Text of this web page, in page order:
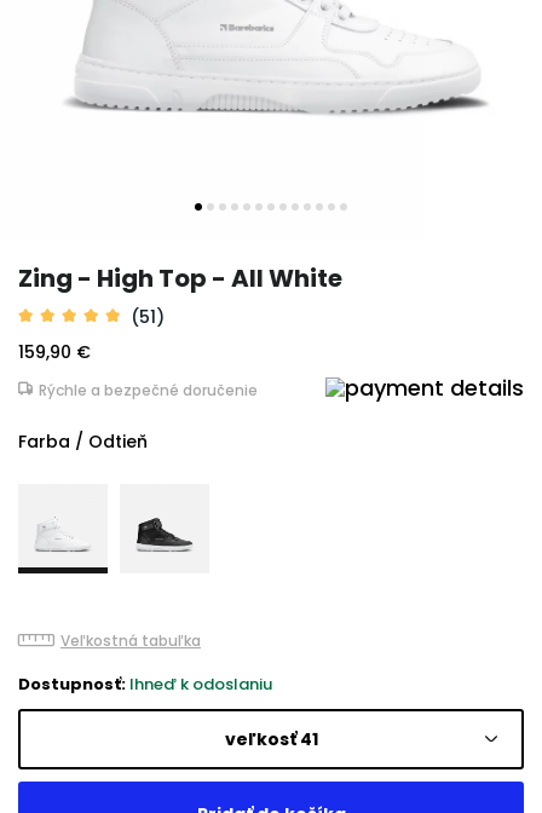
Zing - High Top - All White
(51)
159,90 €
Rýchle a bezpečné doručenie
Farba / Odtieň
Veľkostná tabuľka
Dostupnosť: Ihneď k odoslaniu
veľkosť 41